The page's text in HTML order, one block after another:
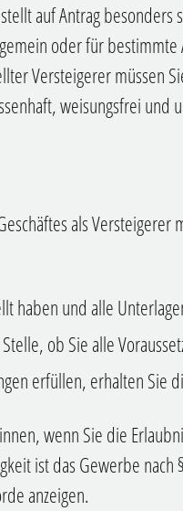
auf Antrag besonders
oder für bestimmte
Versteigerer müssen
weisungsfrei und
als Versteigerer
haben und alle
ob Sie alle
erfüllen, erhalten Sie
wenn Sie die
ist das Gewerbe
anzeigen.